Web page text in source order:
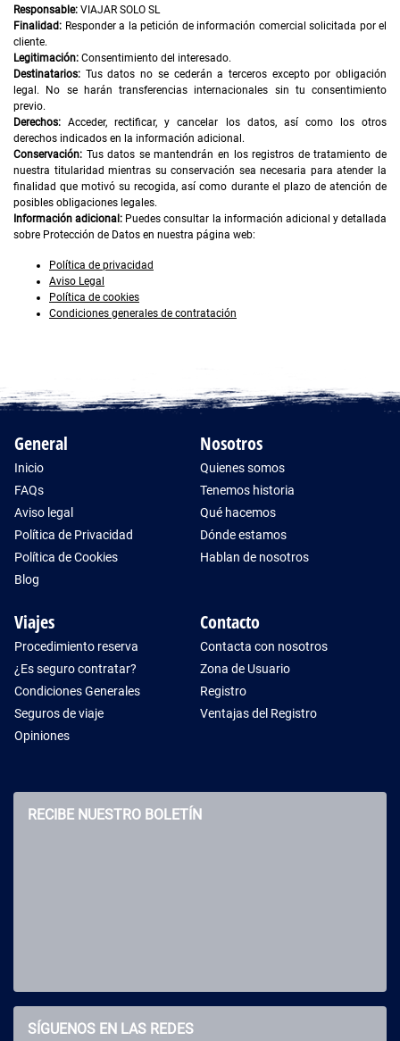
Responsable: VIAJAR SOLO SL
Finalidad: Responder a la petición de información comercial solicitada por el
cliente.
Legitimación: Consentimiento del interesado.
Destinatarios: Tus datos no se cederán a terceros excepto por obligación
legal. No se harán transferencias internacionales sin tu consentimiento
previo.
Derechos: Acceder, rectificar, y cancelar los datos, así como los otros
derechos indicados en la información adicional.
Conservación: Tus datos se mantendrán en los registros de tratamiento de
nuestra titularidad mientras su conservación sea necesaria para atender la
finalidad que motivó su recogida, así como durante el plazo de atención de
posibles obligaciones legales.
Información adicional: Puedes consultar la información adicional y detallada
sobre Protección de Datos en nuestra página web:
Política de privacidad
Aviso Legal
Política de cookies
Condiciones generales de contratación
General
Inicio
FAQs
Aviso legal
Política de Privacidad
Política de Cookies
Blog
Nosotros
Quienes somos
Tenemos historia
Qué hacemos
Dónde estamos
Hablan de nosotros
Viajes
Procedimiento reserva
¿Es seguro contratar?
Condiciones Generales
Seguros de viaje
Opiniones
Contacto
Contacta con nosotros
Zona de Usuario
Registro
Ventajas del Registro
RECIBE NUESTRO BOLETÍN
SÍGUENOS EN LAS REDES